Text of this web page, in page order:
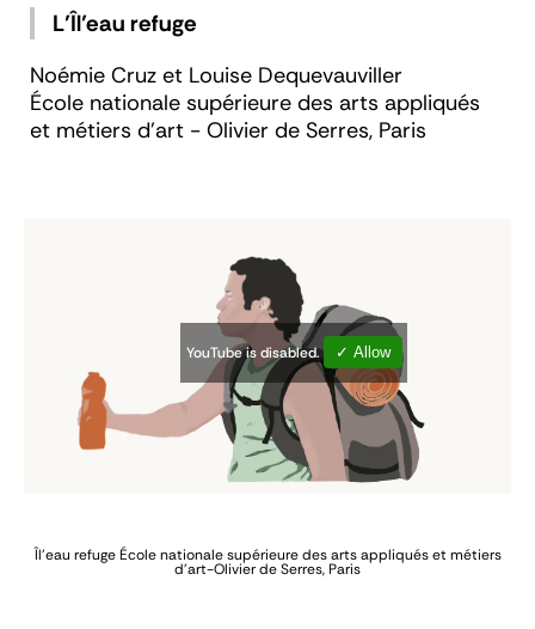
L’Îl’eau refuge
Noémie Cruz et Louise Dequevauviller
École nationale supérieure des arts appliqués
et métiers d’art - Olivier de Serres, Paris
YouTube is disabled. ✓ Allow
Îl'eau refuge École nationale supérieure des arts appliqués et métiers
d’art-Olivier de Serres, Paris